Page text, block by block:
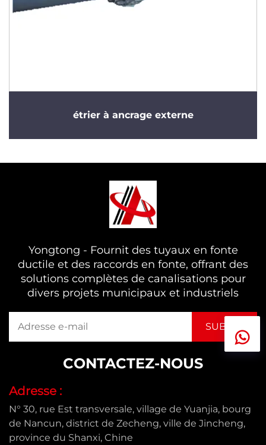
étrier à ancrage externe
Yongtong - Fournit des tuyaux en fonte
ductile et des raccords en fonte, offrant des
solutions complètes de canalisations pour
divers projets municipaux et industriels
CONTACTEZ-NOUS
Adresse :
N° 30, rue Est transversale, village de Yuanjia, bourg
de Nancun, district de Zecheng, ville de Jincheng,
province du Shanxi, Chine